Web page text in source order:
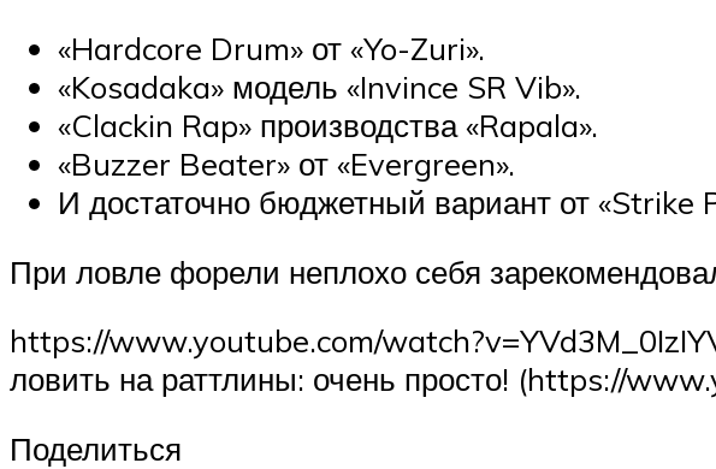
«Hardcore Drum» от «Yo-Zuri».
«Kosadaka» модель «Invince SR Vib».
«Clackin Rap» производства «Rapala».
«Buzzer Beater» от «Evergreen».
И достаточно бюджетный вариант от «Strike
При ловле форели неплохо себя
https://www.youtube.com/
ловить на раттлины: очень просто! (https://
Поделиться